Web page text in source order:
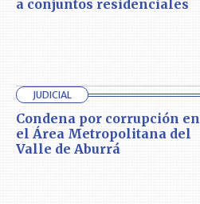
a conjuntos residenciales
JUDICIAL
Condena por corrupción en
el Área Metropolitana del
Valle de Aburrá